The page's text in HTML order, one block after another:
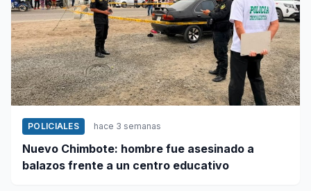
POLICIALES hace 3 semanas
Nuevo Chimbote: hombre fue asesinado a
balazos frente a un centro educativo